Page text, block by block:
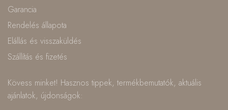
Garancia
Rendelés állapota
Elállás és visszaküldés
Szállítás és fizetés
Kövess minket! Hasznos tippek, termékbemutatók, aktuális
ajánlatok, újdonságok: